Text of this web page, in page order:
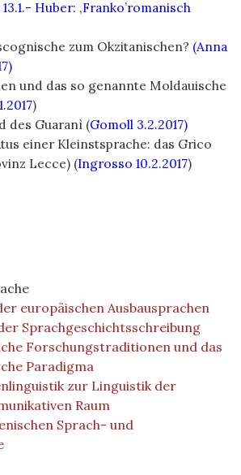
Huber: ‚Franko’romanisch
zum Okzitanischen? (Anna
und das so genannte Moldauische
)
des Guaranì (Gomoll 3.2.2017)
einer Kleinstsprache: das Grico
Lecce) (Ingrosso 10.2.2017)
europäischen Ausbausprachen
Sprachgeschichtsschreibung
Forschungstraditionen und das
Paradigma
zur Linguistik der
Raum
Sprach- und